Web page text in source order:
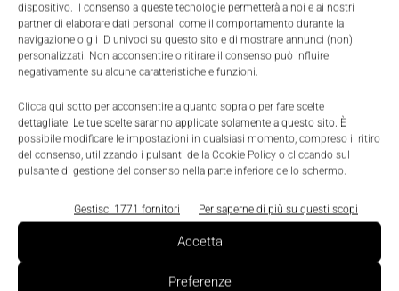
dispositivo. Il consenso a queste tecnologie permetterà a noi e ai nostri
partner di elaborare dati personali come il comportamento durante la
navigazione o gli ID univoci su questo sito e di mostrare annunci (non)
personalizzati. Non acconsentire o ritirare il consenso può influire
negativamente su alcune caratteristiche e funzioni.
Clicca qui sotto per acconsentire a quanto sopra o per fare scelte
dettagliate. Le tue scelte saranno applicate solamente a questo sito. È
possibile modificare le impostazioni in qualsiasi momento, compreso il ritiro
del consenso, utilizzando i pulsanti della Cookie Policy o cliccando sul
pulsante di gestione del consenso nella parte inferiore dello schermo.
Gestisci 1771 fornitori Per saperne di più su questi scopi
Accetta
Preferenze
Messaggio*